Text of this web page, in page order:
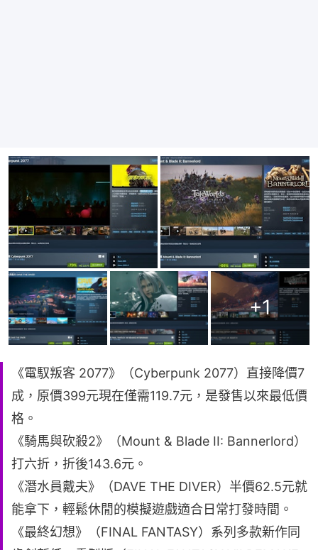
+1
《電馭叛客 2077》（Cyberpunk 2077）直接降價7
成，原價399元現在僅需119.7元，是發售以來最低價
格。
《騎馬與砍殺2》（Mount & Blade II: Bannerlord）
打六折，折後143.6元。
《潛水員戴夫》（DAVE THE DIVER）半價62.5元就
能拿下，輕鬆休閒的模擬遊戲適合日常打發時間。
《最終幻想》（FINAL FANTASY）系列多款新作同